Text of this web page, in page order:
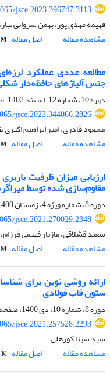
jsce.2023.396747.3113
فهیمه مهدی پور، بهمن شروانی
مشاهده مقاله
اصل مقاله
مطالعه عددی عملکرد
جنس آلیاژهای حافظه‌دار
دوره 10، شماره 12، اسفند 1402، صفحه
jsce.2023.344066.2826
مسعود قادری، امیر ابراهیم اکبری
مشاهده مقاله
اصل مقاله
ارزیابی میزان ظرفیت
مقاوم‌سازی شده توسط
دوره 8، شماره ویژه 4، زمستان 1400، صفحه
jsce.2021.270029.2348
سعید قشلاقی، مازیار فهیمی
مشاهده مقاله
اصل مقاله
ارائه روشی نوین برای
ستون قاب فولادی
دوره 8، شماره 10، دی 1400، صفحه
jsce.2021.257528.2293
سید سینا کورهلی
مشاهده مقاله
اصل مقاله K